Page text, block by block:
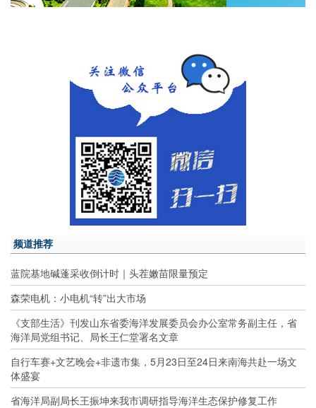
频道推荐
蓝院基地碱蓬采收倒计时｜头茬嫩苗限量预定
森荣电机：小电机“转”出大市场
《支部生活》刊发山东省委海洋发展委员会办公室常务副主任，省
海洋局党组书记、局长王仁堂署名文章
自行车赛+文艺晚会+非遗市集，5月23日至24日来南海共赴一场文
体盛宴
省海洋局副局长王振坤来我市调研指导海洋生态保护修复工作